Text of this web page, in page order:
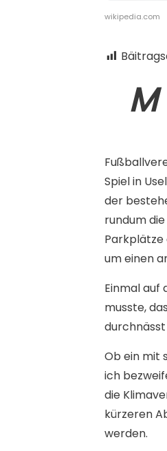
wikipedia.com
M
Spiel in
der
rundum
Parkplätze
um einen
Einmal auf
musste,
Ob ein mit
ich
die
kürzeren
werden.